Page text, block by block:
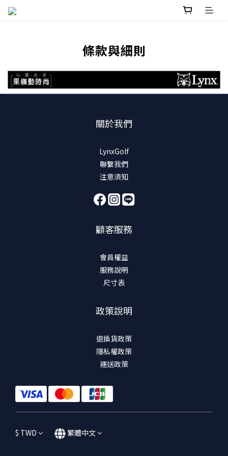
條款與細則
關於我們
LynxGolf
聯繫我們
注意須知
顧客服務
會員權益
服務說明
尺寸表
政策說明
退換貨政策
隱私權政策
運送政策
$ TWD 繁體中文